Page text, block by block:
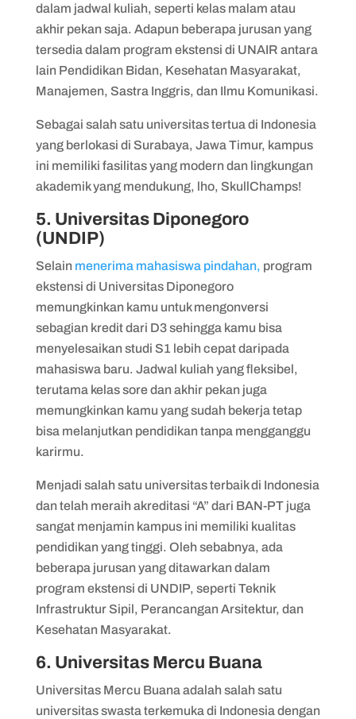
dalam jadwal kuliah, seperti kelas malam atau
akhir pekan saja. Adapun beberapa jurusan yang
tersedia dalam program ekstensi di UNAIR antara
lain Pendidikan Bidan, Kesehatan Masyarakat,
Manajemen, Sastra Inggris, dan Ilmu Komunikasi.
Sebagai salah satu universitas tertua di Indonesia
yang berlokasi di Surabaya, Jawa Timur, kampus
ini memiliki fasilitas yang modern dan lingkungan
akademik yang mendukung, lho, SkullChamps!
5. Universitas Diponegoro
(UNDIP)
Selain menerima mahasiswa pindahan, program
ekstensi di Universitas Diponegoro
memungkinkan kamu untuk mengonversi
sebagian kredit dari D3 sehingga kamu bisa
menyelesaikan studi S1 lebih cepat daripada
mahasiswa baru. Jadwal kuliah yang fleksibel,
terutama kelas sore dan akhir pekan juga
memungkinkan kamu yang sudah bekerja tetap
bisa melanjutkan pendidikan tanpa mengganggu
karirmu.
Menjadi salah satu universitas terbaik di Indonesia
dan telah meraih akreditasi “A” dari BAN-PT juga
sangat menjamin kampus ini memiliki kualitas
pendidikan yang tinggi. Oleh sebabnya, ada
beberapa jurusan yang ditawarkan dalam
program ekstensi di UNDIP, seperti Teknik
Infrastruktur Sipil, Perancangan Arsitektur, dan
Kesehatan Masyarakat.
6. Universitas Mercu Buana
Universitas Mercu Buana adalah salah satu
universitas swasta terkemuka di Indonesia dengan